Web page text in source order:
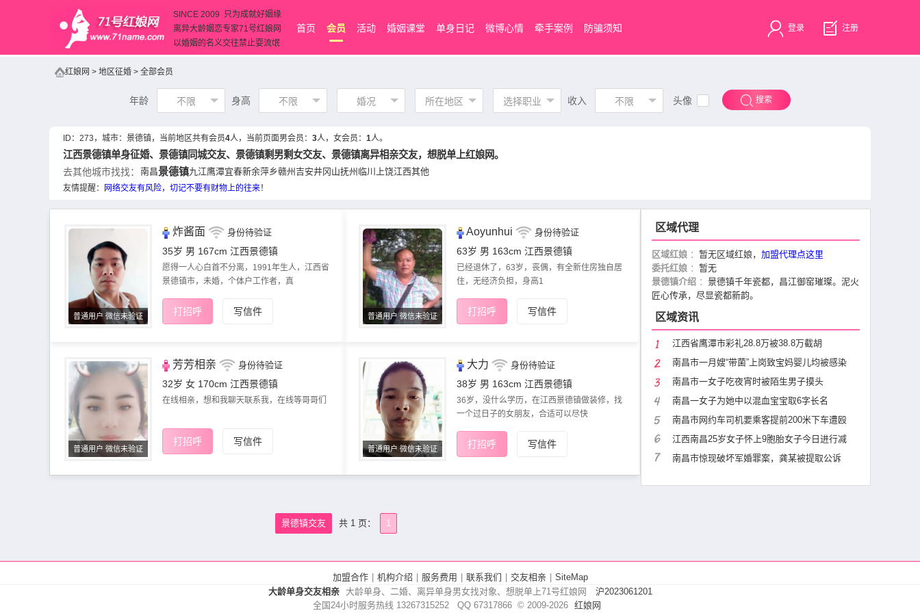
SINCE 2009 只为成就好姻缘
离异大龄姻恋专家71号红娘网
以婚姻的名义交往禁止耍流氓
首页 会员 活动 婚姻课堂 单身日记 微博心情 牵手案例 防骗须知 登录 注册
红娘网 > 地区征婚 > 全部会员
年龄 不限 身高 不限 婚况 所在地区 选择职业 收入 不限 头像 搜索
普通用户 微信未验证
炸酱面 身份待验证
35岁 男 167cm 江西景德镇
愿得一人心白首不分离，1991年生人，江西省
景德镇市，未婚，个体户工作者，真
打招呼 写信件 普通用户 微信未验证
Aoyunhui 身份待验证
63岁 男 163cm 江西景德镇
已经退休了，63岁，丧偶，有全新住房独自居
住，无经济负担，身高​‌‌​‌‌1
打招呼 写信件
普通用户 微信未验证
芳芳相亲 身份待验证
32岁 女 170cm 江西景德镇
在线相亲，想和我聊天联系我，在线等哥哥们
打招呼 写信件
普通用户 微信未验证
大力 身份待验证
38岁 男 163cm 江西景德镇
36岁，没什么学历，在江西景德镇做装修，找
一个过日子的女朋友​，合适可以尽快
打招呼 写信件
区域代理
区域红娘 ： 暂无区域红娘， 加盟代理点这里
委托红娘 ： 暂无
景德镇介绍 ： 景德镇千年瓷都，昌江御窑璀璨。泥火
匠心传承，尽显瓷都新韵。
区域资讯
江西省鹰潭市彩礼28.8万被38.8万截胡
南昌市一月嫂“带菌”上岗致宝妈婴儿均被感染
南昌市一女子吃夜宵时被陌生男子摸头
南昌一女子为她中以混血宝宝取6字长名
南昌市网约车司机要乘客提前200米下车遭殴
江西南昌25岁女子怀上9胞胎女子今日进行减
南昌市惊现破坏军婚罪案，龚某被提取公诉
景德镇交友 共 1 页： 1
ID： 273 ，城市： 景德镇，当前地区共有会员4人，当前页面男会员： 3人，女会员： 1人。
江西景德镇单身征婚、 景德镇同城交友、景德镇剩男剩女交友、景德镇离异相亲交友，想脱单上红娘网。
去其他城市找找： 南昌景德镇九江鹰潭宜春新余萍乡赣州 吉安井冈山抚州 临川 上饶江西其他
友情提醒： 网络交友有风险，切记不要有财物上的往来！
加盟合作 机构介绍 服务费用 联系我们 交友相亲
SiteMap
大龄单身交友相亲
大龄单身、二婚、离异单身男女找对象、想脱单上71号红娘网
沪2023061201
全国24小时服务热线 13267315252 QQ 67317866 © 2009-2026 红娘网